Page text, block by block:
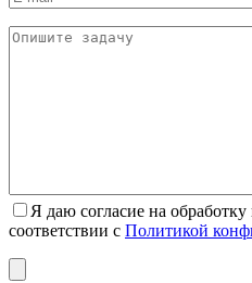
Я даю согласие на
соответствии с Политикой